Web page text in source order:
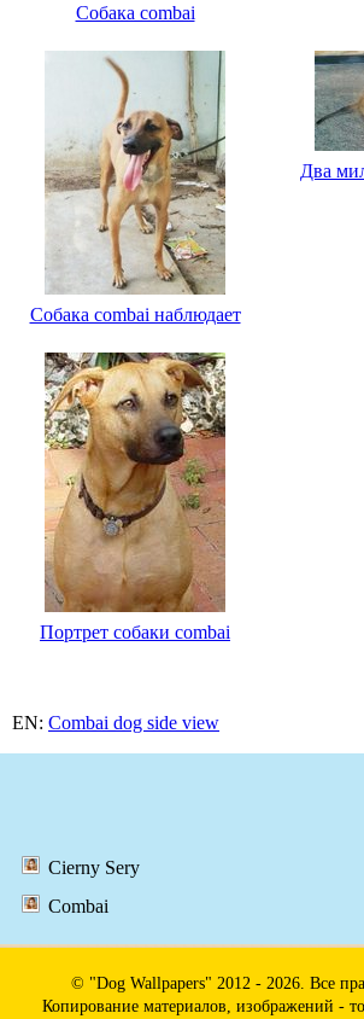
Собака combai
Собака combai наблюдает
Два
Портрет собаки combai
EN: Combai dog side view
Cierny Sery
Combai
© "Dog Wallpapers" 2012 - 2026. Все
Копирование материалов, изображений -